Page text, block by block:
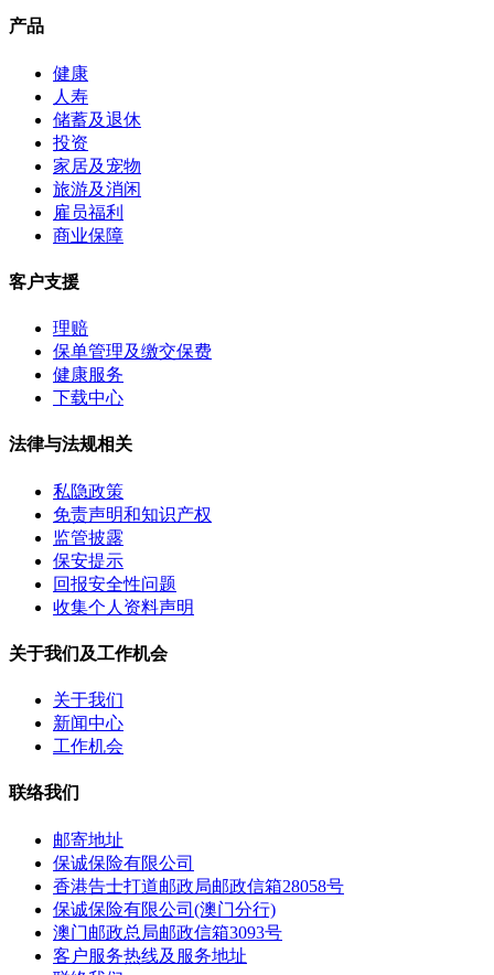
产品
健康
人寿
储蓄及退休
投资
家居及宠物
旅游及消闲
雇员福利
商业保障
客户支援
理赔
保单管理及缴交保费
健康服务
下载中心
法律与法规相关
私隐政策
免责声明和知识产权
监管披露
保安提示
回报安全性问题
收集个人资料声明
关于我们及工作机会
关于我们
新闻中心
工作机会
联络我们
邮寄地址
保诚保险有限公司
香港告士打道邮政局邮政信箱28058号
保诚保险有限公司(澳门分行)
澳门邮政总局邮政信箱3093号
客户服务热线及服务地址